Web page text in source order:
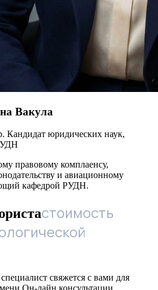
Вакула
Кандидат юридических наук,
правовому комплаенсу,
и авиационному
кафедрой РУДН.
стоимость
свяжется с вами для
Он-лайн консультации